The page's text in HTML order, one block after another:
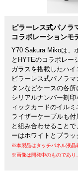
ピラーレス式パノラ
コラボレーションモ
Y70 Sakura Mikoは、
とHYTEのコラボレー
ガラスを搭載したハ
ピラーレス式パノラ
タンなどケースの各
シリアルナンバー刻
ィックカードのイル
ライザーケーブルも
と組み合わせること
ーはホワイトとブラッ
※本製品はタッチパネル液晶
※画像は開発中のものであり